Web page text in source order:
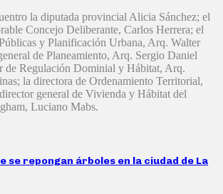
la diputada provincial Alicia Sánchez; el
Concejo Deliberante, Carlos Herrera; el
y Planificación Urbana, Arq. Walter
de Planeamiento, Arq. Sergio Daniel
de Regulación Dominial y Hábitat, Arq.
la directora de Ordenamiento Territorial,
general de Vivienda y Hábitat del
Luciano Mabs.
se repongan árboles en la ciudad de La